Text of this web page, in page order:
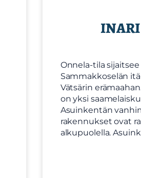
Onnela-tila
Sammakkoselän
Vätsärin
on yksi
Asuinkentän
rakennukset ovat
alkupuolella.